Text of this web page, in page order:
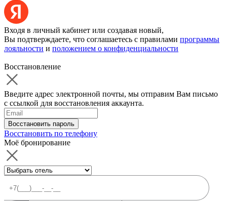
Входя в личный кабинет или создавая новый,
Вы подтверждаете, что соглашаетесь с правилами программы
лояльности и положением о конфиденциальности
Восстановление
Введите адрес электронной почты, мы отправим Вам письмо
с ссылкой для восстановления аккаунта.
Восстановить пароль
Восстановить по телефону
Моё бронирование